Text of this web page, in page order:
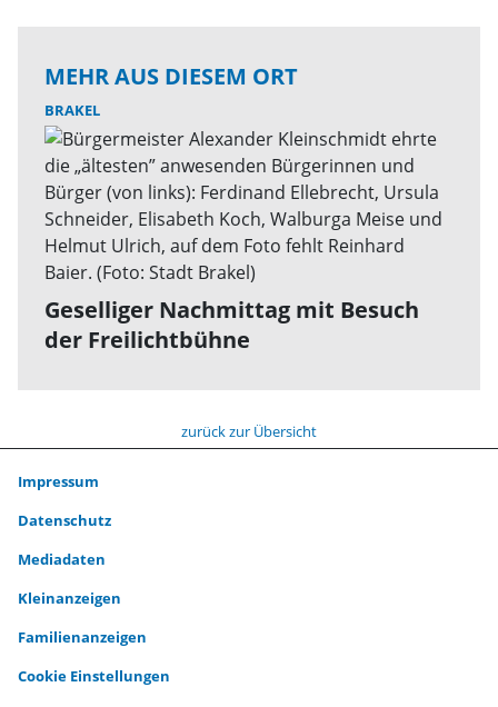
MEHR AUS DIESEM ORT
BRAKEL
Geselliger Nachmittag mit Besuch
der Freilichtbühne
zurück zur Übersicht
Impressum
Datenschutz
Mediadaten
Kleinanzeigen
Familienanzeigen
Cookie Einstellungen